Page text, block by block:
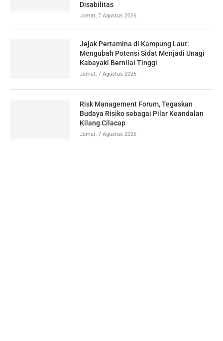
Disabilitas
Jumat, 7 Agustus 2026
Jejak Pertamina di Kampung Laut:
Mengubah Potensi Sidat Menjadi Unagi
Kabayaki Bernilai Tinggi
Jumat, 7 Agustus 2026
Risk Management Forum, Tegaskan
Budaya Risiko sebagai Pilar Keandalan
Kilang Cilacap
Jumat, 7 Agustus 2026